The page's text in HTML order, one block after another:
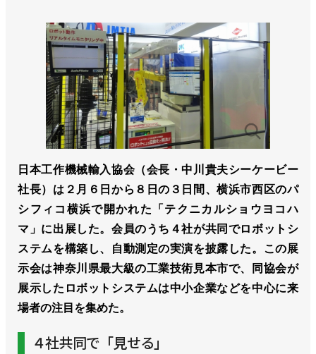
日本工作機械輸入協会（会長・中川貴夫シーケービー
社長）は２月６日から８日の３日間、横浜市西区のパ
シフィコ横浜で開かれた「テクニカルショウヨコハ
マ」に出展した。会員のうち４社が共同でロボットシ
ステムを構築し、自動測定の実演を披露した。この展
示会は神奈川県最大級の工業技術見本市で、同協会が
展示したロボットシステムは中小企業などを中心に来
場者の注目を集めた。
４社共同で「見せる」